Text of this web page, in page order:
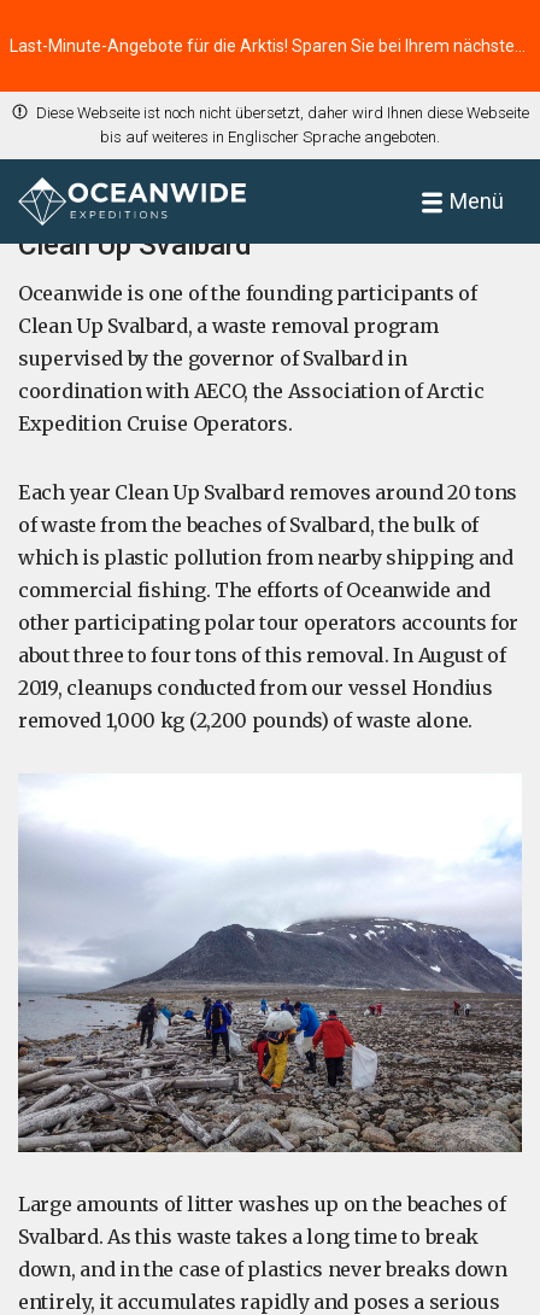
Diese Webseite ist noch nicht übersetzt, daher wird Ihnen diese Webseite
bis auf weiteres in Englischer Sprache angeboten.
Menü
Startseite
Clean Up Svalbard
Oceanwide is one of the founding participants of
Clean Up Svalbard, a waste removal program
supervised by the governor of Svalbard in
coordination with AECO, the Association of Arctic
Expedition Cruise Operators.
Each year Clean Up Svalbard removes around 20 tons
of waste from the beaches of Svalbard, the bulk of
which is plastic pollution from nearby shipping and
commercial fishing. The efforts of Oceanwide and
other participating polar tour operators accounts for
about three to four tons of this removal. In August of
2019, cleanups conducted from our vessel Hondius
removed 1,000 kg (2,200 pounds) of waste alone.
Large amounts of litter washes up on the beaches of
Svalbard. As this waste takes a long time to break
down, and in the case of plastics never breaks down
entirely, it accumulates rapidly and poses a serious